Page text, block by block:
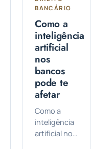
BANCÁRIO
Como a
inteligência
artificial
nos
bancos
pode te
afetar
Como a
inteligência
artificial nos